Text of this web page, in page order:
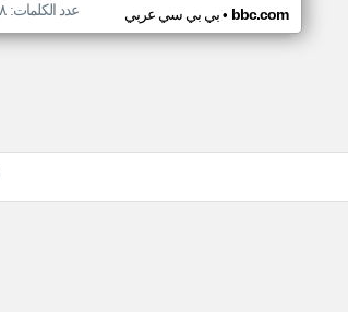
بي بي سي عربي• bbc.com عدد الكلمات: ٩٥٨ الصور: ٩